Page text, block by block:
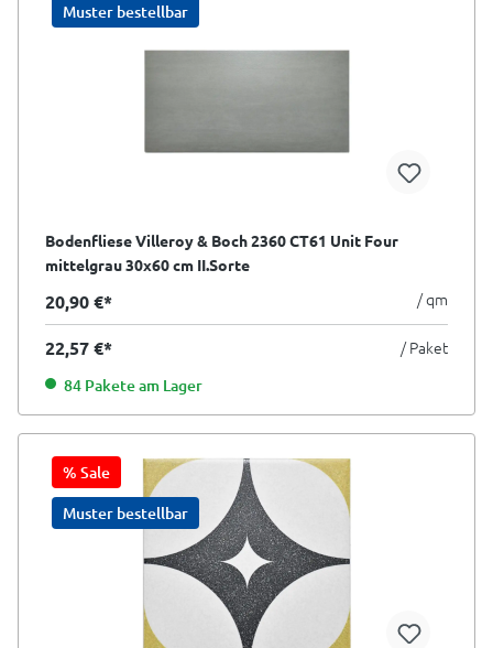
Muster bestellbar
Bodenfliese Villeroy & Boch 2360 CT61 Unit Four
mittelgrau 30x60 cm II.Sorte
20,90 €* / qm
22,57 €* / Paket
84 Pakete am Lager
% Sale
Muster bestellbar